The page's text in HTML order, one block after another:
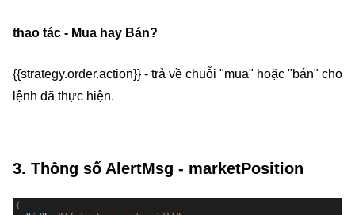
thao tác - Mua hay Bán?
{{strategy.order.action}} - trả về chuỗi "mua" hoặc "bán" cho
lệnh đã thực hiện.
3. Thông số AlertMsg - marketPosition